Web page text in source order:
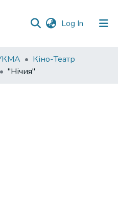
Log In (current)
Кіно-Театр
"Нічия"